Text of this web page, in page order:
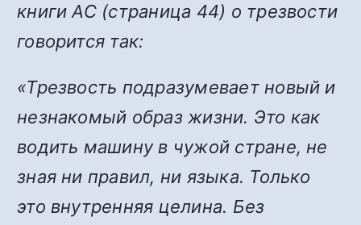
книги АС (страница 44) о трезвости
говорится так:
«Трезвость подразумевает новый и
незнакомый образ жизни. Это как
водить машину в чужой стране, не
зная ни правил, ни языка. Только
это внутренняя целина. Без